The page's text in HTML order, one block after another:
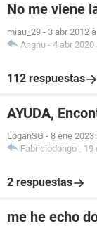
No me viene
miau_29 - 3 abr 2012
Angnu - 4 abr 2020
112 respuestas
AYUDA,
LoganSG - 8 ene 2023
Fabriciodongo - 19
2 respuestas
me he echo